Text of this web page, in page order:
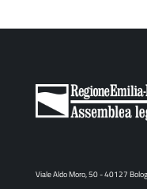
Viale Aldo Moro, 50 - 40127